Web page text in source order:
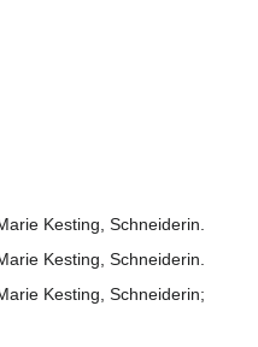
Kesting, Schneiderin.
Kesting, Schneiderin.
Kesting, Schneiderin;